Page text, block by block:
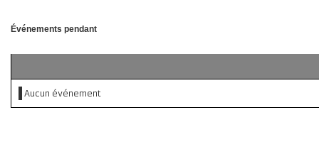
Événements pendant
Aucun événement